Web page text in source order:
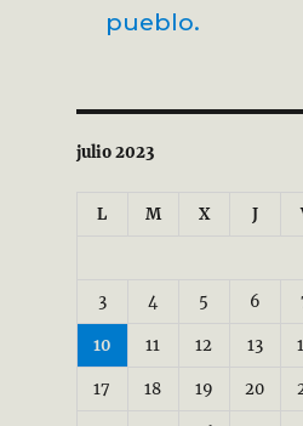
pueblo.
julio 2023
L M X J
3 4 5 6
10 11 12 13
17 18 19 20